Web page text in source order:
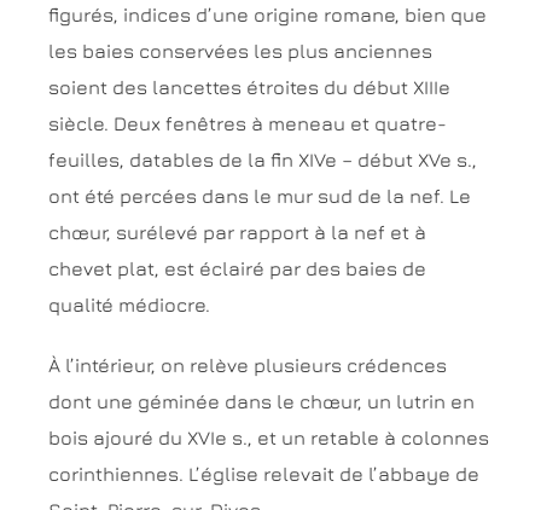
figurés, indices d’une origine romane, bien que
les baies conservées les plus anciennes
soient des lancettes étroites du début XIIIe
siècle. Deux fenêtres à meneau et quatre-
feuilles, datables de la fin XIVe – début XVe s.,
ont été percées dans le mur sud de la nef. Le
chœur, surélevé par rapport à la nef et à
chevet plat, est éclairé par des baies de
qualité médiocre.
À l’intérieur, on relève plusieurs crédences
dont une géminée dans le chœur, un lutrin en
bois ajouré du XVIe s., et un retable à colonnes
corinthiennes. L’église relevait de l’abbaye de